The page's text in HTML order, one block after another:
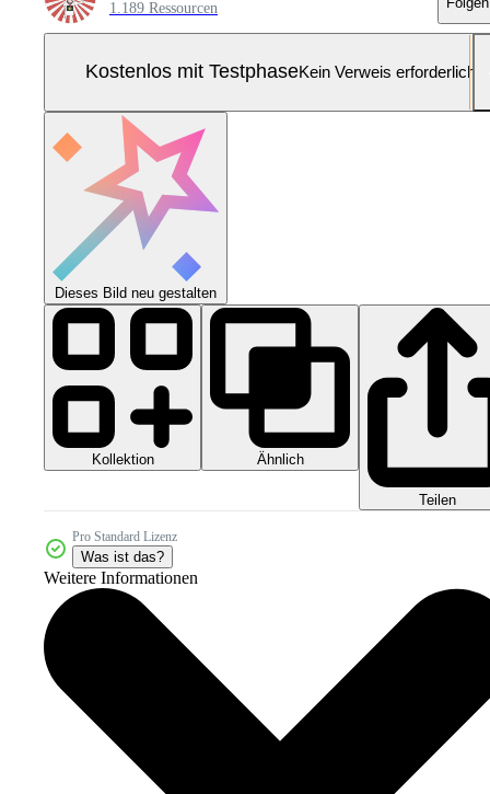
1.189 Ressourcen
Kostenlos mit TestphaseKein Verweis erforderlich
Dieses Bild neu gestalten
Kollektion Ähnlich
Teilen
Pro Standard Lizenz
Was ist das?
Weitere Informationen